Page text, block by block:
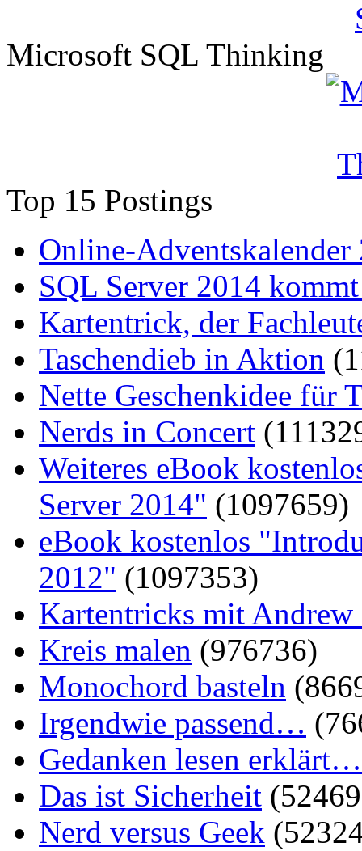
Microsoft SQL Thinking
Top 15 Postings
Online-Adventskalender
SQL Server 2014
Kartentrick, der
Taschendieb in Aktion
Nette Geschenkidee für
Nerds in Concert
Weiteres eBook
Server 2014" (1097659)
eBook kostenlos
2012" (1097353)
Kartentricks mit
Kreis malen (976736)
Monochord basteln
Irgendwie passend…
Gedanken lesen erklärt…
Das ist Sicherheit
Nerd versus Geek